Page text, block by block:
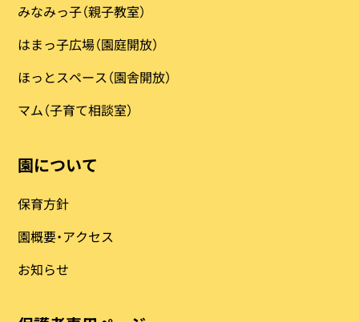
みなみっ子（親子教室）
はまっ子広場（園庭開放）
ほっとスペース（園舎開放）
マム（子育て相談室）
園について
保育方針
園概要・アクセス
お知らせ